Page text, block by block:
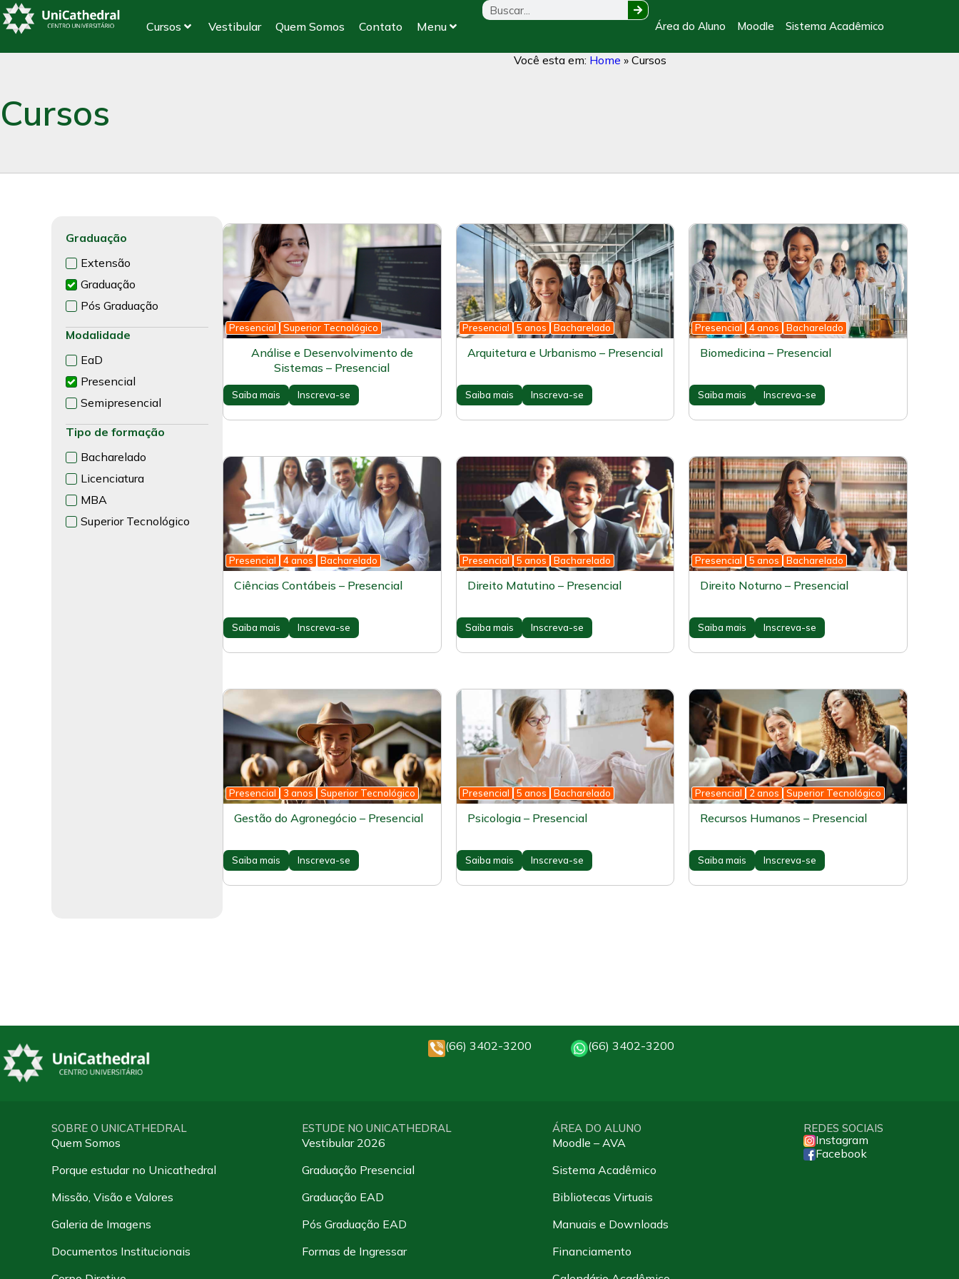
Cursos Vestibular Quem Somos Contato Menu Área do Aluno Moodle Sistema Acadêmico
Cursos
Você esta em: Home » Cursos
Graduação
Extensão
Graduação
Pós Graduação
Modalidade
EaD
Presencial
Semipresencial
Tipo de formação
Bacharelado
Licenciatura
MBA
Superior Tecnológico
Presencial Superior Tecnológico
Análise e Desenvolvimento de
Sistemas – Presencial
Saiba mais Inscreva-se
Presencial 5 anos Bacharelado
Arquitetura e Urbanismo – Presencial
Saiba mais Inscreva-se
Presencial 4 anos Bacharelado
Biomedicina – Presencial
Saiba mais Inscreva-se
Presencial 4 anos Bacharelado
Ciências Contábeis – Presencial
Saiba mais Inscreva-se
Presencial 5 anos Bacharelado
Direito Matutino – Presencial
Saiba mais Inscreva-se
Presencial 5 anos Bacharelado
Direito Noturno – Presencial
Saiba mais Inscreva-se
Presencial 3 anos Superior Tecnológico
Gestão do Agronegócio – Presencial
Saiba mais Inscreva-se
Presencial 5 anos Bacharelado
Psicologia – Presencial
Saiba mais Inscreva-se
Presencial 2 anos Superior Tecnológico
Recursos Humanos – Presencial
Saiba mais Inscreva-se
(66) 3402-3200 (66) 3402-3200
SOBRE O UNICATHEDRAL
Quem Somos
Porque estudar no Unicathedral
Missão, Visão e Valores
Galeria de Imagens
Documentos Institucionais
ESTUDE NO UNICATHEDRAL
Vestibular 2026
Graduação Presencial
Graduação EAD
Pós Graduação EAD
Formas de Ingressar
ÁREA DO ALUNO
Moodle – AVA
Sistema Acadêmico
Bibliotecas Virtuais
Manuais e Downloads
Financiamento
REDES SOCIAIS
Instagram
Facebook